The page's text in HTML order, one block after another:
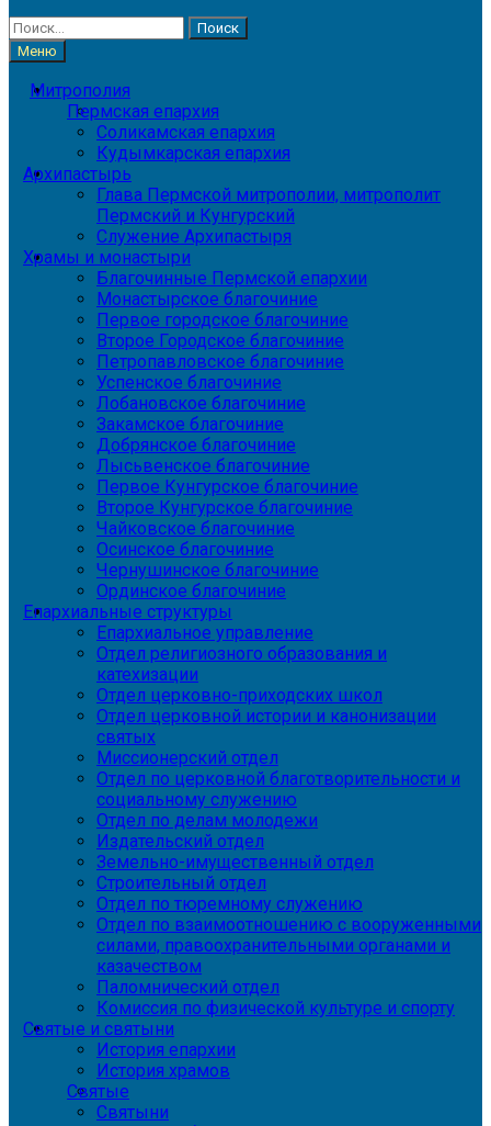
Найти:
Меню
Митрополия
Пермская епархия
Соликамская епархия
Кудымкарская епархия
Архипастырь
Глава Пермской митрополии, митрополит
Пермский и Кунгурский
Служение Архипастыря
Храмы и монастыри
Благочинные Пермской епархии
Монастырское благочиние
Первое городское благочиние
Второе Городское благочиние
Петропавловское благочиние
Успенское благочиние
Лобановское благочиние
Закамское благочиние
Добрянское благочиние
Лысьвенское благочиние
Первое Кунгурское благочиние
Второе Кунгурское благочиние
Чайковское благочиние
Осинское благочиние
Чернушинское благочиние
Ординское благочиние
Епархиальные структуры
Епархиальное управление
Отдел религиозного образования и
катехизации
Отдел церковно-приходских школ
Отдел церковной истории и канонизации
святых
Миссионерский отдел
Отдел по церковной благотворительности и
социальному служению
Отдел по делам молодежи
Издательский отдел
Земельно-имущественный отдел
Строительный отдел
Отдел по тюремному служению
Отдел по взаимоотношению с вооруженными
силами, правоохранительными органами и
казачеством
Паломнический отдел
Комиссия по физической культуре и спорту
Святые и святыни
История епархии
История храмов
Святые
Святыни